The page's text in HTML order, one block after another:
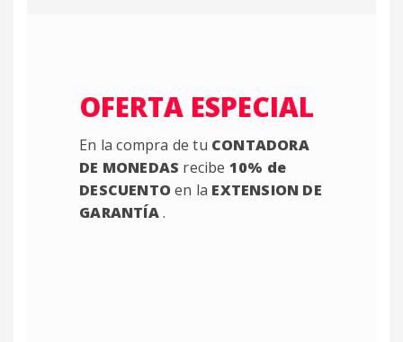
OFERTA ESPECIAL
En la compra de tu CONTADORA
DE MONEDAS recibe 10% de
DESCUENTOen la EXTENSION DE
GARANTÍA.